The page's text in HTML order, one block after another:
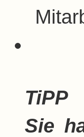
TiPP
Sie